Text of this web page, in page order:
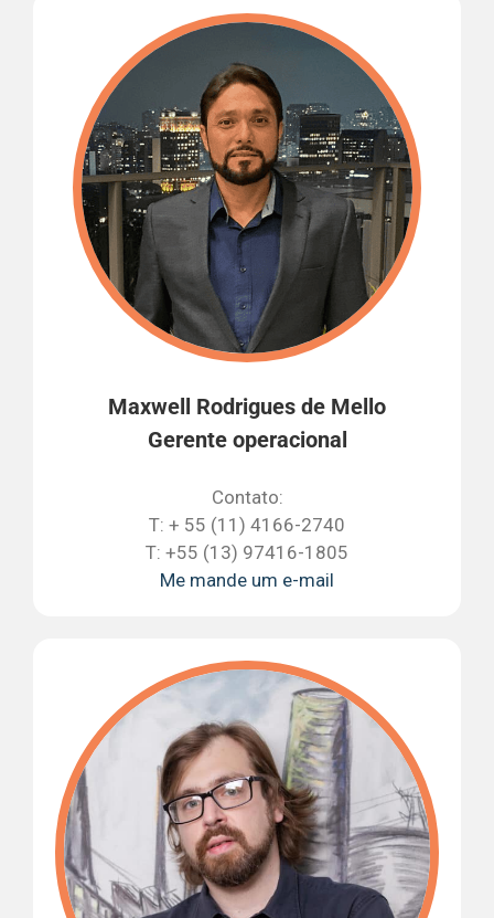
Maxwell Rodrigues de Mello
Gerente operacional
Contato:
T: + 55 (11) 4166-2740
T: +55 (13) 97416-1805
Me mande um e-mail